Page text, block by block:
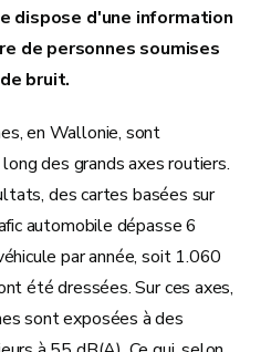
dispose d'une information
de personnes soumises
bruit.
en Wallonie, sont
des grands axes routiers.
des cartes basées sur
automobile dépasse 6
par année, soit 1.060
été dressées. Sur ces axes,
sont exposées à des